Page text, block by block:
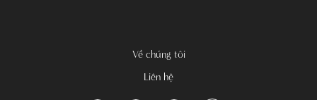
Về chúng tôi
Liên hệ